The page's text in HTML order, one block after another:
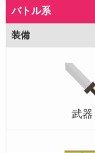
バトル系
装備
武器